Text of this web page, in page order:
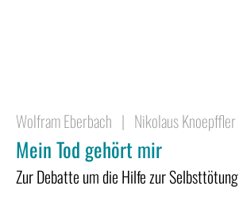
Wolfram Eberbach | Nikolaus Knoepffler
Mein Tod gehört mir
Zur Debatte um die Hilfe zur Selbsttötung